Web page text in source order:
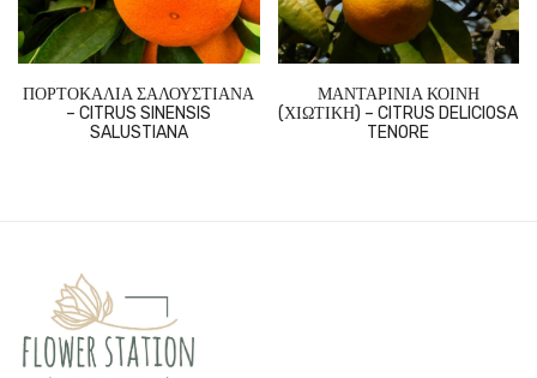
ΠΟΡΤΟΚΑΛΙΑ ΣΑΛΟΥΣΤΙΑΝΑ
– CITRUS SINENSIS
SALUSTIANA
ΜΑΝΤΑΡΙΝΙΑ ΚΟΙΝΗ
(ΧΙΩΤΙΚΗ) – CITRUS DELICIOSA
TENORE